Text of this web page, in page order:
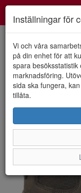
HEM RIO NEGRO
Inställningar för
Vi och våra
på din enhet för att
spara
marknadsföring.
sida ska fungera,
tillåta.